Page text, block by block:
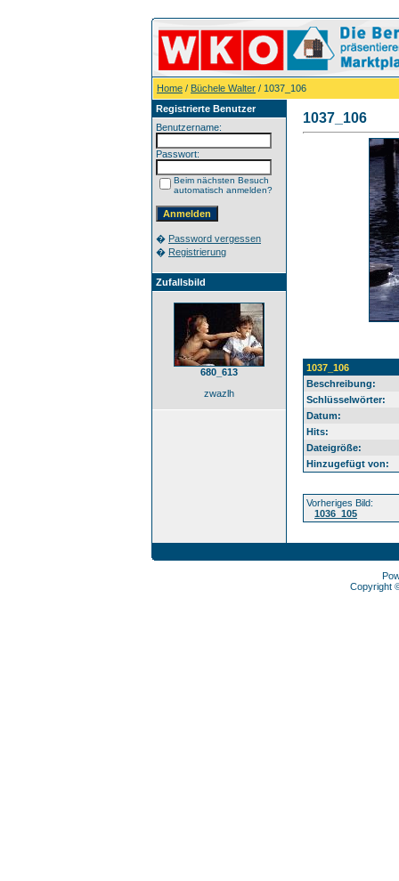
Home / Büchele Walter / 1037_106
Registrierte Benutzer
Benutzername:
Passwort:
Beim nächsten Besuch
automatisch anmelden?
� Password vergessen
� Registrierung
Zufallsbild
680_613
zwazlh
1037_106
1037_106
Beschreibung:
Schlüsselwörter:
Datum:
Hits:
Dateigröße:
Hinzugefügt von:
Vorheriges Bild:
1036_105
Copyright